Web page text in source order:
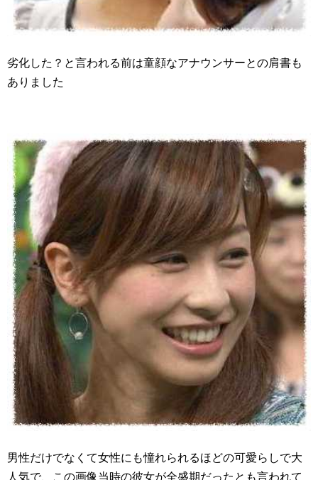
劣化した？と言われる前は童顔なアナウンサーとの肩書も
ありました
男性だけでなくて女性にも憧れられるほどの可愛らしで大
人気で、この画像当時の彼女が全盛期だったとも言われて